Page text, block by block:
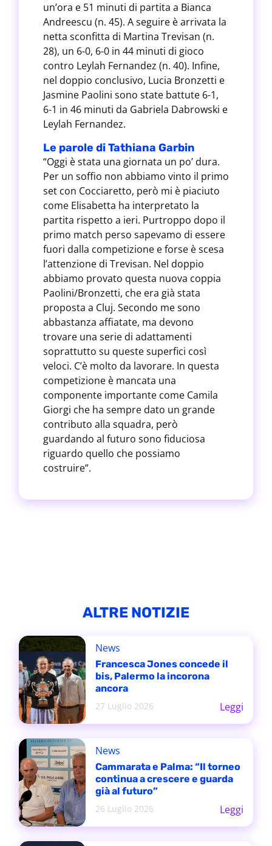
un’ora e 51 minuti di partita a Bianca
Andreescu (n. 45). A seguire è arrivata la
netta sconfitta di Martina Trevisan (n.
28), un 6-0, 6-0 in 44 minuti di gioco
contro Leylah Fernandez (n. 40). Infine,
nel doppio conclusivo, Lucia Bronzetti e
Jasmine Paolini sono state battute 6-1,
6-1 in 46 minuti da Gabriela Dabrowski e
Leylah Fernandez.
Le parole di Tathiana Garbin
“Oggi è stata una giornata un po’ dura.
Per un soffio non abbiamo vinto il primo
set con Cocciaretto, però mi è piaciuto
come Elisabetta ha interpretato la
partita rispetto a ieri. Purtroppo dopo il
primo match perso sapevamo di essere
fuori dalla competizione e forse è scesa
l’attenzione di Trevisan. Nel doppio
abbiamo provato questa nuova coppia
Paolini/Bronzetti, che era già stata
proposta a Cluj. Secondo me sono
abbastanza affiatate, ma devono
trovare una serie di adattamenti
soprattutto su queste superfici così
veloci. C’è molto da lavorare. In questa
competizione è mancata una
componente importante come Camila
Giorgi che ha sempre dato un grande
contributo alla squadra, però
guardando al futuro sono fiduciosa
riguardo quello che possiamo
costruire”.
ALTRE NOTIZIE
News
Francesca Jones concede il
bis, Palermo la incorona
ancora
27 Luglio 2026
Leggi
News
Cammarata e Palma: “Il torneo
continua a crescere e guarda
già al futuro”
26 Luglio 2026
Leggi